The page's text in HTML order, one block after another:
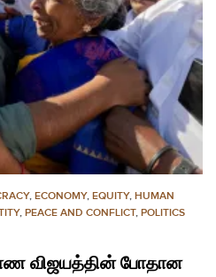
, ECONOMY, EQUITY, HUMAN
, PEACE AND CONFLICT, POLITICS
விஜயத்தின் போதான